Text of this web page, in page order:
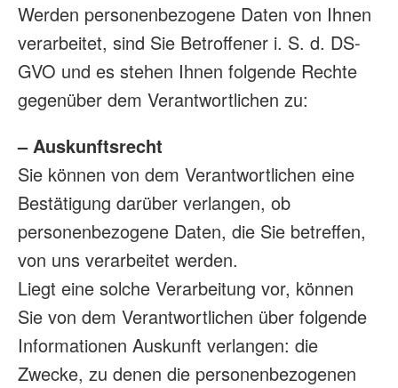
Werden personenbezogene Daten von Ihnen
verarbeitet, sind Sie Betroffener i. S. d. DS-
GVO und es stehen Ihnen folgende Rechte
gegenüber dem Verantwortlichen zu:
– Auskunftsrecht
Sie können von dem Verantwortlichen eine
Bestätigung darüber verlangen, ob
personenbezogene Daten, die Sie betreffen,
von uns verarbeitet werden.
Liegt eine solche Verarbeitung vor, können
Sie von dem Verantwortlichen über folgende
Informationen Auskunft verlangen: die
Zwecke, zu denen die personenbezogenen